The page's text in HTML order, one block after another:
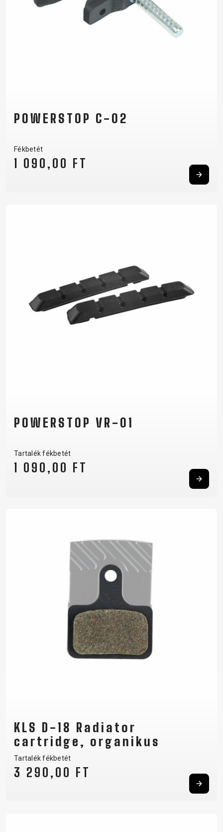
POWERSTOP C-02
Fékbetét
1 090,00 FT
POWERSTOP VR-01
Tartalék fékbetét
1 090,00 FT
KLS D-18 Radiator
cartridge, organikus
Tartalék fékbetét
3 290,00 FT